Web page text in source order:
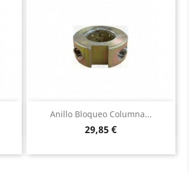
Anillo Bloqueo Columna...
Precio
29,85 €
Vista rápida